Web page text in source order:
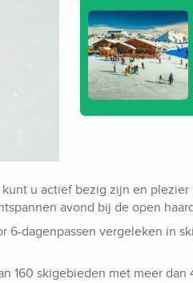
u actief bezig zijn en
avond bij de open
dagenpassen vergeleken in
160 skigebieden met meer